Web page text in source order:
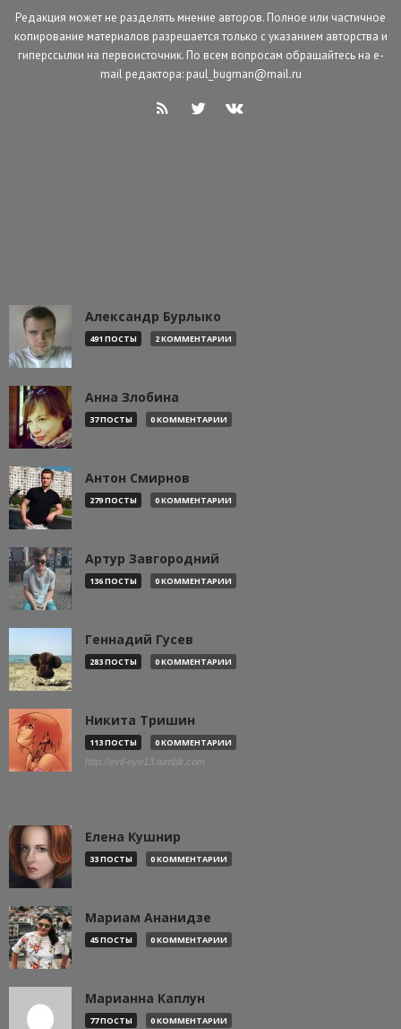
Редакция может не разделять мнение авторов. Полное или частичное
копирование материалов разрешается только с указанием авторства и
гиперссылки на первоисточник. По всем вопросам обращайтесь на e-
mail редактора: paul_bugman@mail.ru
Александр Бурлыко
491 ПОСТЫ 2 КОММЕНТАРИИ
Анна Злобина
37 ПОСТЫ 0 КОММЕНТАРИИ
Антон Смирнов
279 ПОСТЫ 0 КОММЕНТАРИИ
Артур Завгородний
136 ПОСТЫ 0 КОММЕНТАРИИ
Геннадий Гусев
283 ПОСТЫ 0 КОММЕНТАРИИ
Никита Тришин
113 ПОСТЫ 0 КОММЕНТАРИИ
http://evil-eye13.tumblr.com
Елена Кушнир
33 ПОСТЫ 0 КОММЕНТАРИИ
Мариам Ананидзе
45 ПОСТЫ 0 КОММЕНТАРИИ
Марианна Каплун
77 ПОСТЫ 0 КОММЕНТАРИИ